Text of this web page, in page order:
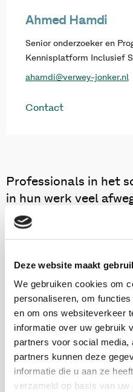
Deze website maakt
We gebruiken cookies om
personaliseren, om
en om ons websiteverkeer
informatie over uw gebruik
partners voor social
partners kunnen deze
informatie die u aan ze
verzameld op basis van
Professionals in het
in hun werk veel
de meest passende
mogelijkheden van
professionals ook
kostenbewust
een interventie
in het besluit wat er
de praktijk is het
om inzicht te krijgen
ondersteuning.
Ahmed Hamdi
Senior onderzoeker en
Kennisplatform Inclusief
ahamdi@verwey-jonker.nl
Contact